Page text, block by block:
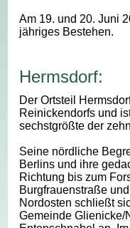
Am 19. und 20. Juni
jähriges Bestehen.
Hermsdorf:
Der Ortsteil
Reinickendorfs und
sechstgrößte der
Seine nördliche
Berlins und ihre
Richtung bis zum
Burgfrauenstraße
Nordosten schließt
Gemeinde Glienicke/